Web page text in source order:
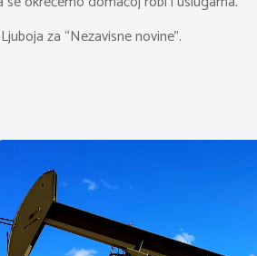
za “Nezavisne novine”.